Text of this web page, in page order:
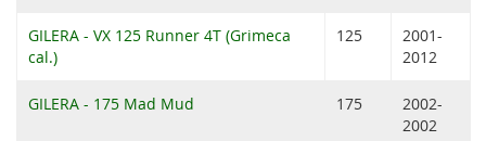
GILERA - VX 125 Runner 4T (Grimeca
cal.)
125
2001-
2012
GILERA - 175 Mad Mud 175
2002-
2002